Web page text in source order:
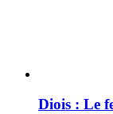
Diois : Le